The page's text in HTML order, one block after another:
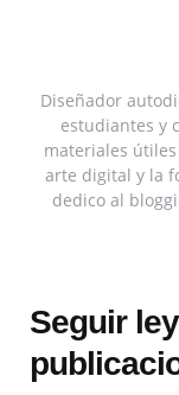
Diseñador
estudiantes y
materiales
arte digital y la
dedico al
Seguir